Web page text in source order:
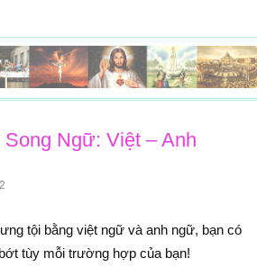
Ngữ: Việt – Anh
tội bằng việt ngữ và anh ngữ, bạn có
tùy mỗi trường hợp của bạn!